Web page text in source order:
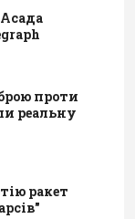
проти
реальну
ракет